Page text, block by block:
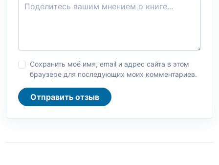
Сохранить моё имя, email и адрес сайта в этом
браузере для последующих моих комментариев.
Отправить отзыв